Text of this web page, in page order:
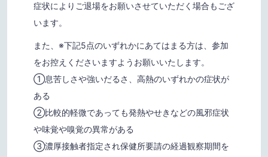
症状によりご退場をお願いさせていただく場合もござ
います。
また、※下記5点のいずれかにあてはまる方は、参加
をお控えくださいますようお願いいたします。
①息苦しさや強いだるさ、高熱のいずれかの症状が
ある
②比較的軽微であっても発熱やせきなどの風邪症状
や味覚や嗅覚の異常がある
③濃厚接触者指定され保健所要請の経過観察期間を